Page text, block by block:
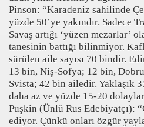
Pinson: “Karadeniz sahilinde
yüzde 50’ye yakındır. Sadece
Savaş artığı ‘yüzen mezarlar’
tanesinin battığı bilinmiyor.
sürülen aile sayısı 70 bindir.
13 bin, Niş-Sofya; 12 bin,
Svista; 42 bin ailedir. Yaklaşık
daha az ve yüzde 15-20
Puşkin (Ünlü Rus Edebiyatçı):
ediyor. Çünkü onları özgür